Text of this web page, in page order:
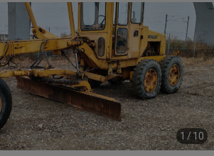
1 /10